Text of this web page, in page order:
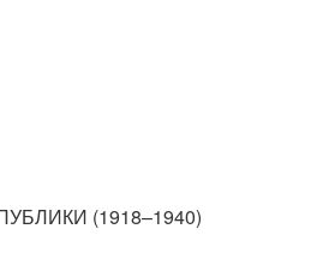
(1918–1940)